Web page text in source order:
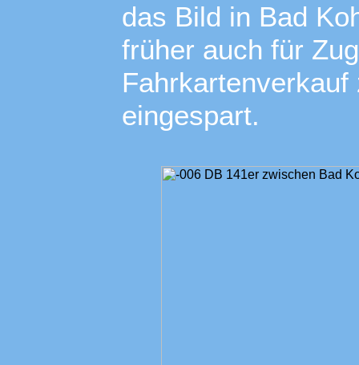
das Bild in Bad
früher auch für
eingespart.